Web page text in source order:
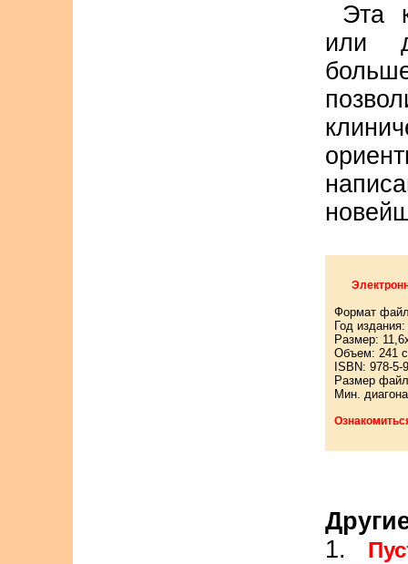
Эта
или
Формат
Год
Размер:
Объем: 241
ISBN: 978-5-
Размер
Мин.
1.